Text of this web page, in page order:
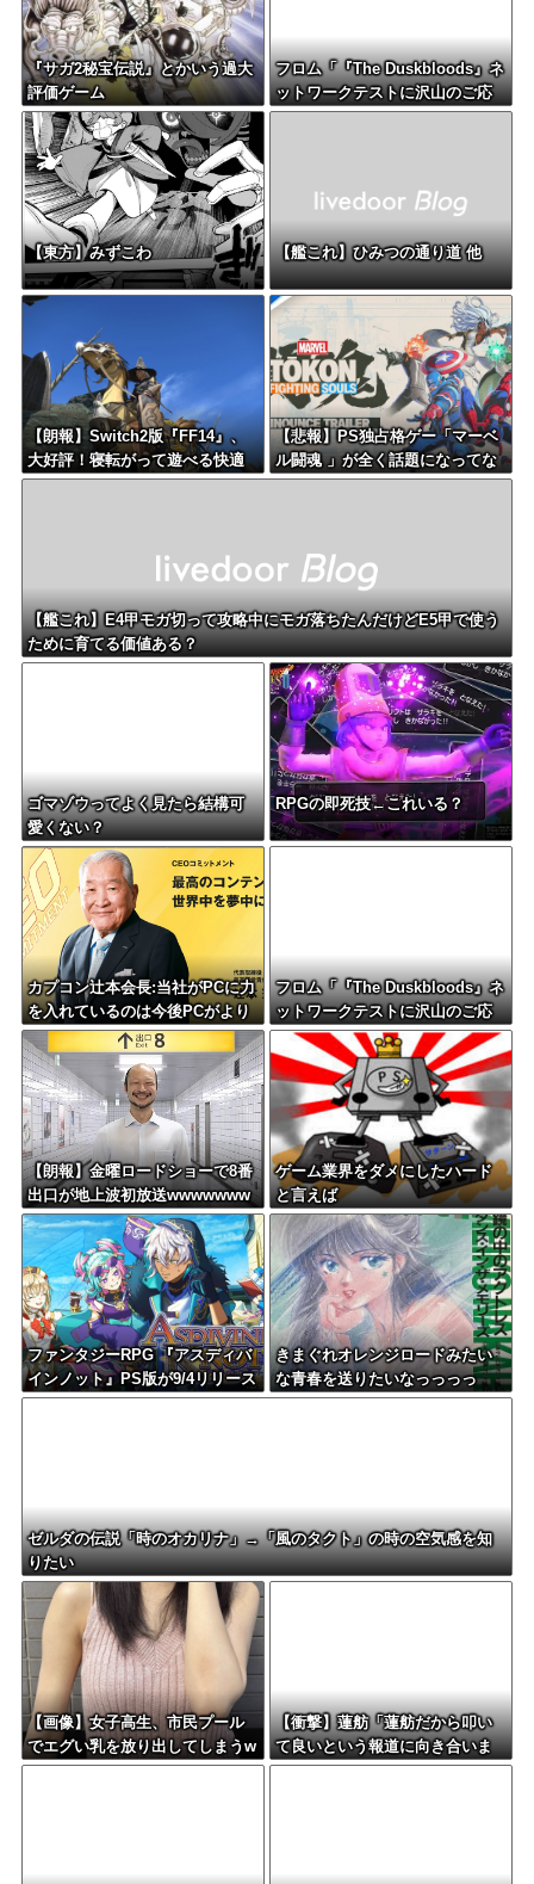
『サガ2秘宝伝説』とかいう過大
評価ゲーム
フロム「『The Duskbloods』ネ
ットワークテストに沢山のご応
募をいただき誠にありがとうご
【東方】みずこわ 【艦これ】ひみつの通り道 他
【朗報】Switch2版『FF14』、
大好評！寝転がって遊べる快適
さを経験者も大絶賛！
【悲報】PS独占格ゲー「マーベ
ル闘魂 」が全く話題になってな
い
【艦これ】E4甲モガ切って攻略中にモガ落ちたんだけどE5甲で使う
ために育てる価値ある？
ゴマゾウってよく見たら結構可
愛くない？
RPGの即死技←これいる？
カプコン辻本会長:当社がPCに力
を入れているのは今後PCがより
主要なゲームプラットフォーム
になるから
フロム「『The Duskbloods』ネ
ットワークテストに沢山のご応
募をいただき誠にありがとうご
ざいました｡」
【朗報】金曜ロードショーで8番
出口が地上波初放送wwwwwww
ww
ゲーム業界をダメにしたハード
と言えば
ファンタジーRPG 『アスディバ
インノット』PS版が9/4リリース
予定、プレオーダー開始
きまぐれオレンジロードみたい
な青春を送りたいなっっっっ
ゼルダの伝説「時のオカリナ」→「風のタクト」の時の空気感を知
りたい
【画像】女子高生、市民プール
でエグい乳を放り出してしまうw
ww
【衝撃】蓮舫「蓮舫だから叩い
て良いという報道に向き合いま
す！」X民「高市だから叩いて良